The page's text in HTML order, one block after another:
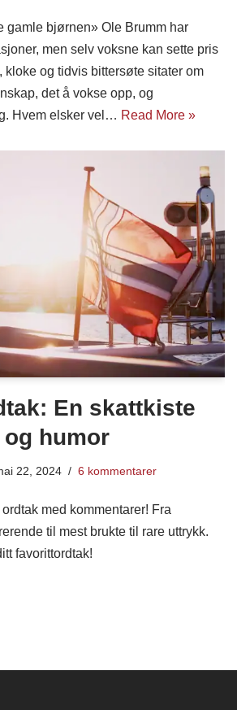
gamle bjørnen» Ole Brumm har
men selv voksne kan sette pris
kloke og tidvis bittersøte sitater om
det å vokse opp, og
Hvem elsker vel… Read More »
En skattkiste
humor
22, 2024 6 kommentarer
med kommentarer! Fra
til mest brukte til rare uttrykk.
favorittordtak!